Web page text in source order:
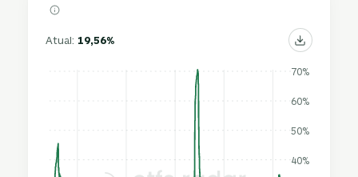
Atual:19,56%
40%
50%
60%
70%